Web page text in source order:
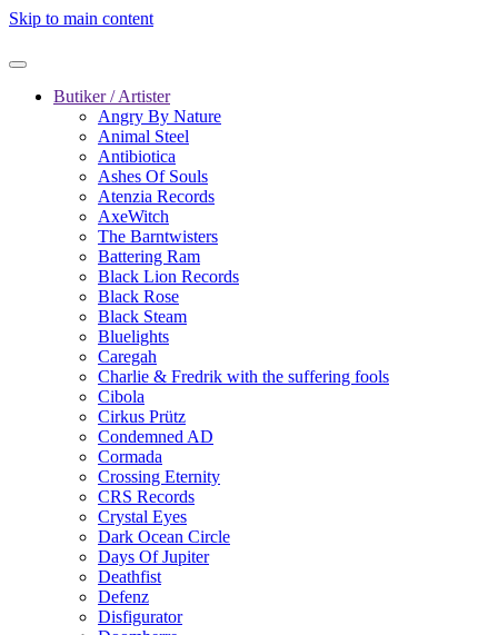
Skip to main content
Butiker / Artister
Angry By Nature
Animal Steel
Antibiotica
Ashes Of Souls
Atenzia Records
AxeWitch
The Barntwisters
Battering Ram
Black Lion Records
Black Rose
Black Steam
Bluelights
Caregah
Charlie & Fredrik with the suffering fools
Cibola
Cirkus Prütz
Condemned AD
Cormada
Crossing Eternity
CRS Records
Crystal Eyes
Dark Ocean Circle
Days Of Jupiter
Deathfist
Defenz
Disfigurator